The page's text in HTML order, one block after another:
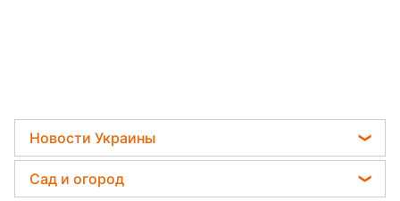
Новости Украины
Телеграм новости Украины
Сад и огород